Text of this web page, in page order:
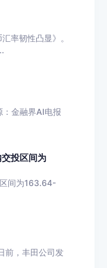
率韧性凸显》。
金融界AI电报
投区间为
间为163.64-
前，丰田公司发